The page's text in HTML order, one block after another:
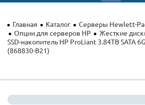
ОПЛАТА
АКЦИИ
Главная Каталог
Серверы Hewlett-
Опции для серверов HP
Жесткие
SSD-накопитель HP ProLiant 3.84TB SATA 6G
(868830-B21)